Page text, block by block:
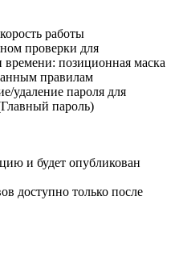
работы
проверки для
позиционная маска
правилам
удаление пароля для
пароль)
и будет опубликован
доступно только после